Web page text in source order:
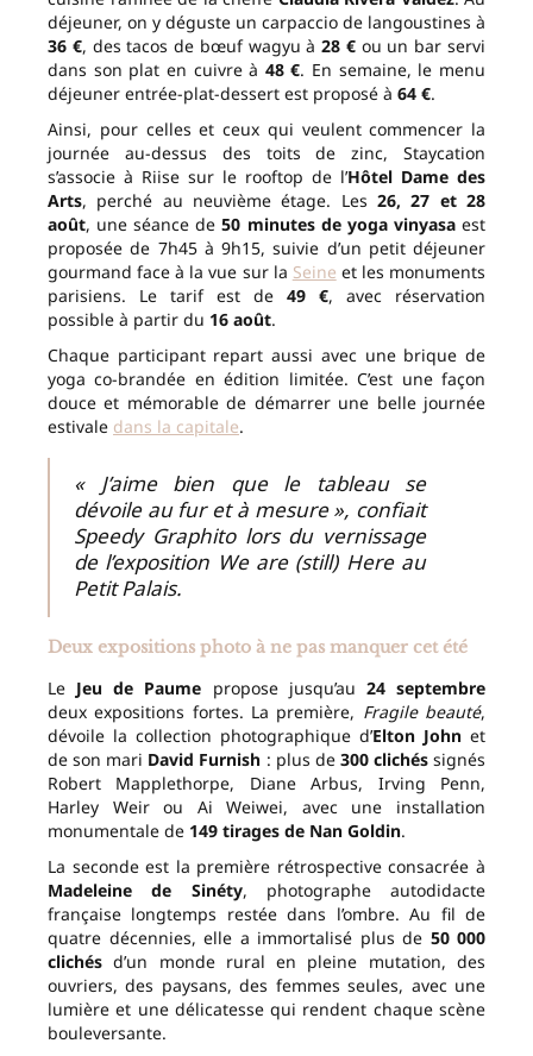
déjeuner, on y déguste un carpaccio de langoustines à
36 €, des tacos de bœuf wagyu à28 €ou un bar servi
dans son plat en cuivre à 48 €. En semaine, le menu
déjeuner entrée-plat-dessert est proposé à 64 €.
Ainsi, pour celles et ceux qui veulent commencer la
journée au-dessus des toits de zinc, Staycation
s’associe à Riise sur le rooftop de l’Hôtel Dame des
Arts, perché au neuvième étage. Les 26, 27 et 28
août, une séance de50 minutes de yoga vinyasaest
proposée de 7h45 à 9h15, suivie d’un petit déjeuner
gourmand face à la vue sur la Seine et les monuments
parisiens. Le tarif est de 49 €, avec réservation
possible à partir du 16 août.
Chaque participant repart aussi avec une brique de
yoga co-brandée en édition limitée. C’est une façon
douce et mémorable de démarrer une belle journée
estivale dans la capitale.
« J’aime bien que le tableau se
dévoile au fur et à mesure », confiait
Speedy Graphito lors du vernissage
de l’exposition We are (still) Here au
Petit Palais.
Deux expositions photo à ne pas manquer cet été
Le Jeu de Paume propose jusqu’au 24 septembre
deux expositions fortes. La première, Fragile beauté,
dévoile la collection photographique d’Elton John et
de son mari David Furnish : plus de 300 clichéssignés
Robert Mapplethorpe, Diane Arbus, Irving Penn,
Harley Weir ou Ai Weiwei, avec une installation
monumentale de 149 tirages de Nan Goldin.
La seconde est la première rétrospective consacrée à
Madeleine de Sinéty, photographe autodidacte
française longtemps restée dans l’ombre. Au fil de
quatre décennies, elle a immortalisé plus de 50 000
clichés d’un monde rural en pleine mutation, des
ouvriers, des paysans, des femmes seules, avec une
lumière et une délicatesse qui rendent chaque scène
bouleversante.